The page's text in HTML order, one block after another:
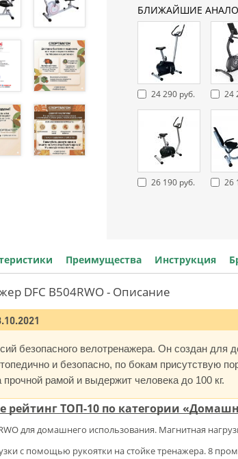
БЛИЖАЙШИЕ
24 290 руб. 24
26 190 руб. 26
Преимущества Инструкция
DFC B504RWO - Описание
безопасного велотренажера. Он создан для
и безопасно, по бокам присутствую
рамой и выдержит человека до 100 кг.
рейтинг ТОП-10 по категории
для домашнего использования. Магнитная
с помощью рукоятки на стойке тренажера. 8